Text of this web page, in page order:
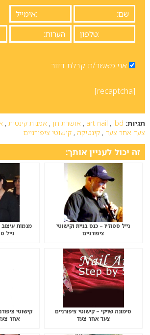
אני מאשר/ת קבלת דיוור
[recaptcha]
תגיות: art nail , ibd
, אושרת חן , אמנות קינטית ,
צעד אחר צעד , קינטיקה , קישוטי ציפורניים
זה יכול לעניין אותך:
נייל סטודיו – כנס בניית וקישוטי
ציפורניים
מגמות עיצוב
נייל
סימונה שויקי – קישוטי ציפורניים
צעד אחר צעד
קישוטי
אחר